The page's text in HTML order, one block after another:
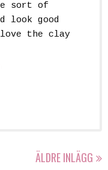
sort of
look good
the clay
ÄLDRE INLÄGG